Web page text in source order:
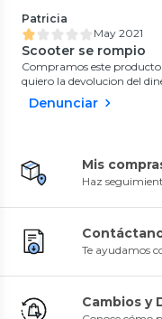
Patricia
May 2021
Scooter se rompio
Compramos este producto
quiero la devolucion del
Denunciar
Mis
Haz
Te ayudamos
Cambios y